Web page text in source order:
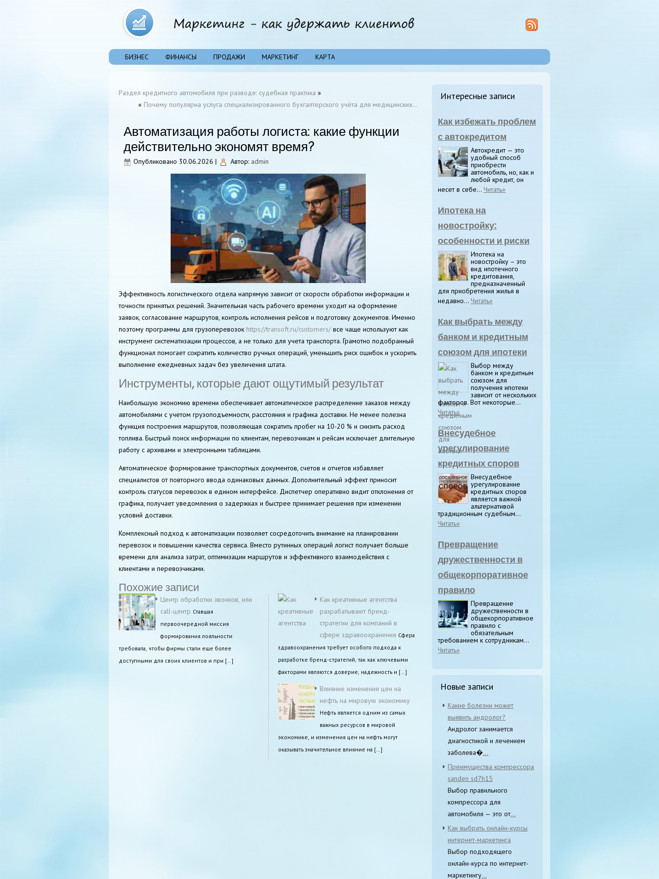
БИЗНЕС ФИНАНСЫ ПРОДАЖИ МАРКЕТИНГ КАРТА
Раздел кредитного автомобиля при разводе: судебная практика »
« Почему популярна услуга специализированного бухгалтерского учёта для медицинских…
Автоматизация работы логиста: какие функции
действительно экономят время?
Опубликовано 30.06.2026 | Автор: admin
Эффективность логистического отдела напрямую зависит от скорости обработки информации и
точности принятых решений. Значительная часть рабочего времени уходит на оформление
заявок, согласование маршрутов, контроль исполнения рейсов и подготовку документов. Именно
поэтому программы для грузоперевозок https://transoft.ru/customers/ все чаще используют как
инструмент систематизации процессов, а не только для учета транспорта. Грамотно подобранный
функционал помогает сократить количество ручных операций, уменьшить риск ошибок и ускорить
выполнение ежедневных задач без увеличения штата.
Инструменты, которые дают ощутимый результат
Наибольшую экономию времени обеспечивает автоматическое распределение заказов между
автомобилями с учетом грузоподъемности, расстояния и графика доставки. Не менее полезна
функция построения маршрутов, позволяющая сократить пробег на 10-20 % и снизить расход
топлива. Быстрый поиск информации по клиентам, перевозчикам и рейсам исключает длительную
работу с архивами и электронными таблицами.
Автоматическое формирование транспортных документов, счетов и отчетов избавляет
специалистов от повторного ввода одинаковых данных. Дополнительный эффект приносит
контроль статусов перевозок в едином интерфейсе. Диспетчер оперативно видит отклонения от
графика, получает уведомления о задержках и быстрее принимает решения при изменении
условий доставки.
Комплексный подход к автоматизации позволяет сосредоточить внимание на планировании
перевозок и повышении качества сервиса. Вместо рутинных операций логист получает больше
времени для анализа затрат, оптимизации маршрутов и эффективного взаимодействия с
клиентами и перевозчиками.
Похожие записи
Центр обработки звонков, или
call-центр Ставшая
первоочередной миссия
формирования лояльности
требовала, чтобы фирмы стали еще более
доступными для своих клиентов и при […]
Как креативные агентства
разрабатывают бренд-
стратегии для компаний в
сфере здравоохранения Сфера
здравоохранения требует особого подхода к
разработке бренд-стратегий, так как ключевыми
факторами являются доверие, надежность и […]
Влияние изменения цен на
нефть на мировую экономику
Нефть является одним из самых
важных ресурсов в мировой
экономике, и изменения цен на нефть могут
оказывать значительное влияние на […]
Интересные записи
Как избежать проблем
с автокредитом
Автокредит — это
удобный способ
приобрести
автомобиль, но, как и
любой кредит, он
несет в себе... Читать»
Ипотека на
новостройку:
особенности и риски
Ипотека на
новостройку – это
вид ипотечного
кредитования,
предназначенный
для приобретения жилья в
недавно... Читать»
Как выбрать между
банком и кредитным
союзом для ипотеки
Выбор между
банком и кредитным
союзом для
получения ипотеки
зависит от нескольких
факторов. Вот некоторые...
Читать»
Внесудебное
урегулирование
кредитных споров
Внесудебное
урегулирование
кредитных споров
является важной
альтернативой
традиционным судебным...
Читать»
Превращение
дружественности в
общекорпоративное
правило
Превращение
дружественности в
общекорпоративное
правило с
обязательным
требованием к сотрудникам...
Читать»
Новые записи
Какие болезни может
выявить андролог?
Андролог занимается
диагностикой и лечением
заболева�...
Преимущества компрессора
sanden sd7h15
Выбор правильного
компрессора для
автомобиля — это от...
Как выбрать онлайн-курсы
интернет-маркетинга
Выбор подходящего
онлайн-курса по интернет-
маркетингу...